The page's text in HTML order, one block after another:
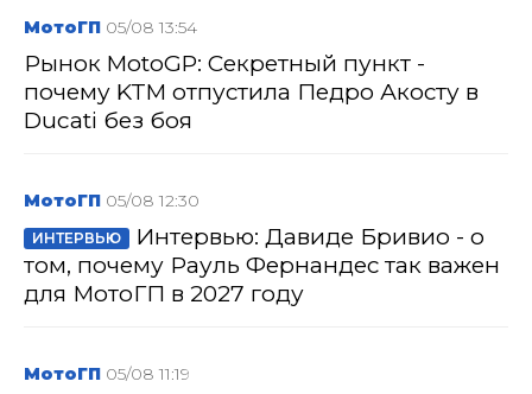
МотоГП 05/08 13:54
Рынок MotoGP: Секретный пункт -
почему KTM отпустила Педро Акосту в
Ducati без боя
МотоГП 05/08 12:30
ИНТЕРВЬЮ
Интервью: Давиде Бривио - о
том, почему Рауль Фернандес так важен
для МотоГП в 2027 году
МотоГП 05/08 11:19